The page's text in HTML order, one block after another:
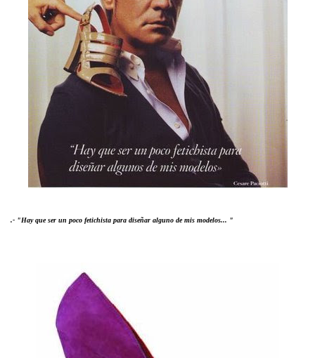
.- "Hay que ser un poco fetichista para diseñar alguno de mis modelos... "